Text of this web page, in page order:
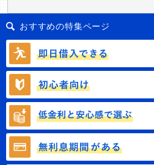
おすすめの特集ページ